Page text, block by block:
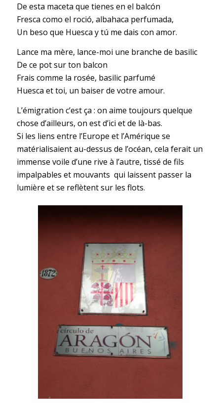
De esta maceta que tienes en el balcón
Fresca como el roció, albahaca perfumada,
Un beso que Huesca y tú me dais con amor.
Lance ma mère, lance-moi une branche de basilic
De ce pot sur ton balcon
Frais comme la rosée, basilic parfumé
Huesca et toi, un baiser de votre amour.
L’émigration c’est ça : on aime toujours quelque
chose d’ailleurs, on est d’ici et de là-bas.
Si les liens entre l’Europe et l’Amérique se
matérialisaient au-dessus de l’océan, cela ferait un
immense voile d’une rive à l’autre, tissé de fils
impalpables et mouvants qui laissent passer la
lumière et se reflètent sur les flots.